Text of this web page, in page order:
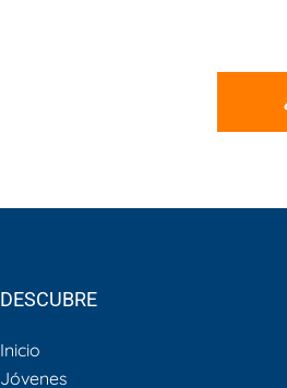
DESCUBRE
Inicio
Jóvenes